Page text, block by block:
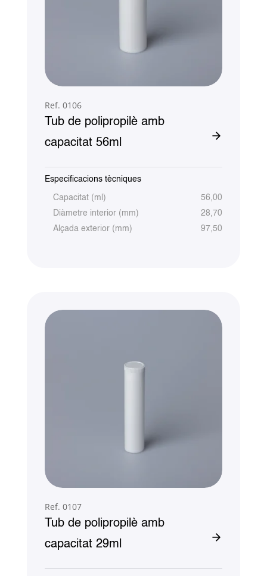
Ref. 0106
Tub de polipropilè amb
capacitat 56ml
Especificacions tècniques
Capacitat (ml)
56,00
Diàmetre interior (mm)
28,70
Alçada exterior (mm)
97,50
Ref. 0107
Tub de polipropilè amb
capacitat 29ml